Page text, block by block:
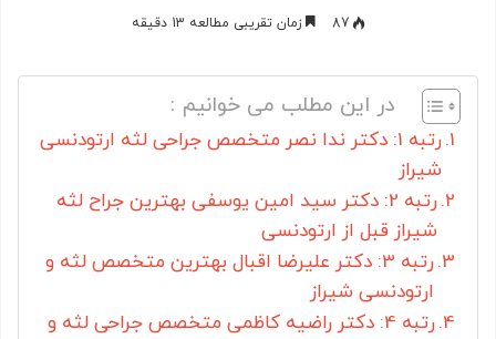
87
زمان تقریبی مطالعه 13 دقیقه
در این مطلب می خوانیم :
رتبه 1: دکتر ندا نصر متخصص جراحی لثه ارتودنسی
شیراز
رتبه 2: دکتر سید امین یوسفی بهترین جراح لثه
شیراز قبل از ارتودنسی
رتبه 3: دکتر علیرضا اقبال بهترین متخصص لثه و
ارتودنسی شیراز
رتبه 4: دکتر راضیه کاظمی متخصص جراحی لثه و